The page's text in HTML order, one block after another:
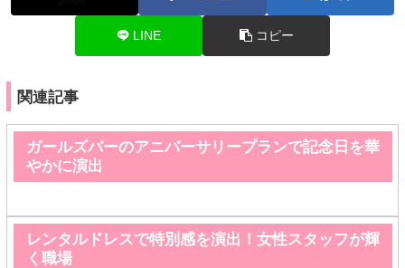
LINE コピー
関連記事
ガールズバーのアニバーサリープランで記念日を華
やかに演出
レンタルドレスで特別感を演出！女性スタッフが輝
く職場